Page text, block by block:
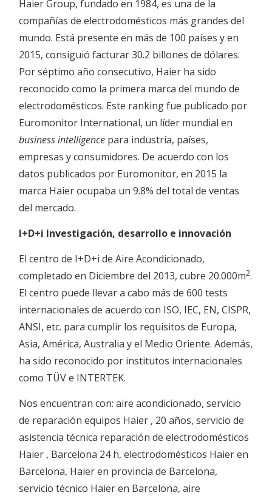
Haier Group, fundado en 1984, es una de la
compañías de electrodomésticos más grandes del
mundo. Está presente en más de 100 países y en
2015, consiguió facturar 30.2 billones de dólares.
Por séptimo año consecutivo, Haier ha sido
reconocido como la primera marca del mundo de
electrodomésticos. Este ranking fue publicado por
Euromonitor International, un líder mundial en
business intelligence para industria, países,
empresas y consumidores. De acuerdo con los
datos publicados por Euromonitor, en 2015 la
marca Haier ocupaba un 9.8% del total de ventas
del mercado.
I+D+i Investigación, desarrollo e innovación
El centro de I+D+i de Aire Acondicionado,
completado en Diciembre del 2013, cubre 20.000m2.
El centro puede llevar a cabo más de 600 tests
internacionales de acuerdo con ISO, IEC, EN, CISPR,
ANSI, etc. para cumplir los requisitos de Europa,
Asia, América, Australia y el Medio Oriente. Además,
ha sido reconocido por institutos internacionales
como TÜV e INTERTEK.
Nos encuentran con: aire acondicionado, servicio
de reparación equipos Haier , 20 años, servicio de
asistencia técnica reparación de electrodomésticos
Haier , Barcelona 24 h, electrodomésticos Haier en
Barcelona, Haier en provincia de Barcelona,
servicio técnico Haier en Barcelona, aire